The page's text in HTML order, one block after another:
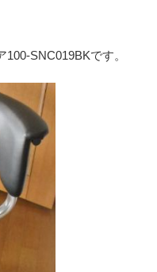
SNC019BKです。